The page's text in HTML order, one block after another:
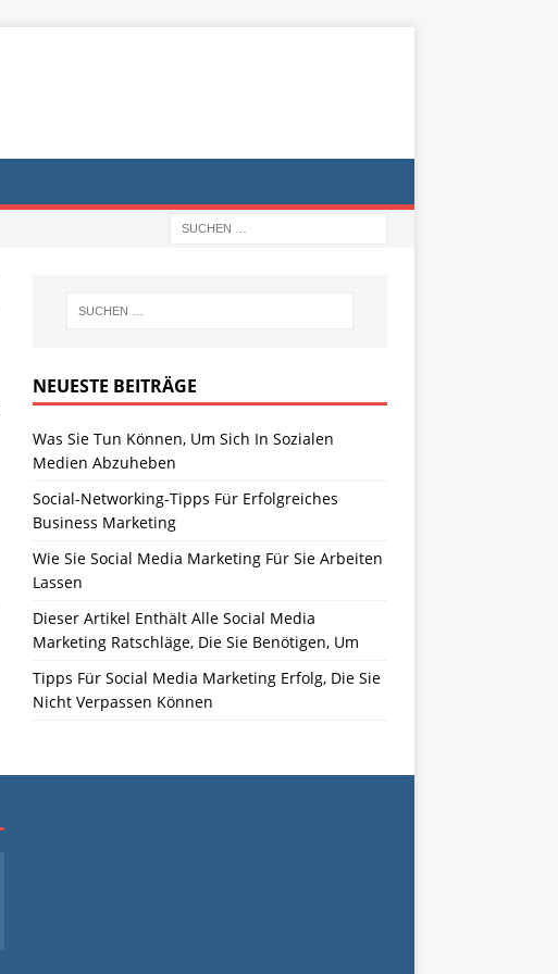
NEUESTE BEITRÄGE
Was Sie Tun Können, Um Sich In Sozialen
Medien Abzuheben
Social-Networking-Tipps Für Erfolgreiches
Business Marketing
Wie Sie Social Media Marketing Für Sie Arbeiten
Lassen
Dieser Artikel Enthält Alle Social Media
Marketing Ratschläge, Die Sie Benötigen, Um
Tipps Für Social Media Marketing Erfolg, Die Sie
Nicht Verpassen Können